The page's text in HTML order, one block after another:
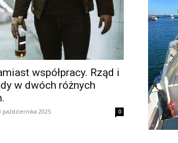
współpracy. Rząd i
w dwóch różnych
października 2025 0